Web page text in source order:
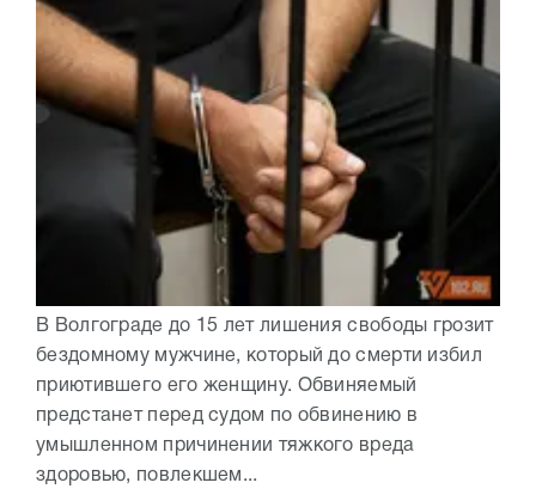
В Волгограде до 15 лет лишения свободы грозит
бездомному мужчине, который до смерти избил
приютившего его женщину. Обвиняемый
предстанет перед судом по обвинению в
умышленном причинении тяжкого вреда
здоровью, повлекшем...